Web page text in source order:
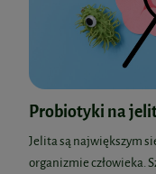
Probiotyki na
Jelita są największym
organizmie człowieka.